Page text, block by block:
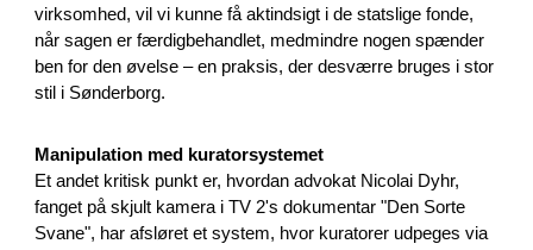
virksomhed, vil vi kunne få aktindsigt i de statslige fonde,
når sagen er færdigbehandlet, medmindre nogen spænder
ben for den øvelse – en praksis, der desværre bruges i stor
stil i Sønderborg.
Manipulation med kuratorsystemet
Et andet kritisk punkt er, hvordan advokat Nicolai Dyhr,
fanget på skjult kamera i TV 2's dokumentar "Den Sorte
Svane", har afsløret et system, hvor kuratorer udpeges via